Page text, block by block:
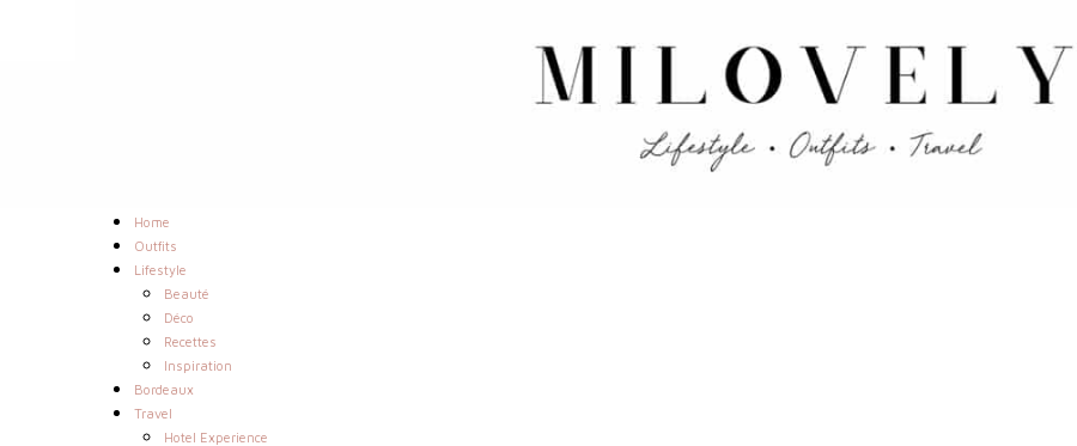
Home
Outfits
Lifestyle
Beauté
Déco
Recettes
Inspiration
Bordeaux
Travel
Hotel Experience